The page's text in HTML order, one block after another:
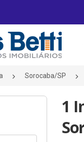
Sorocaba/SP
1